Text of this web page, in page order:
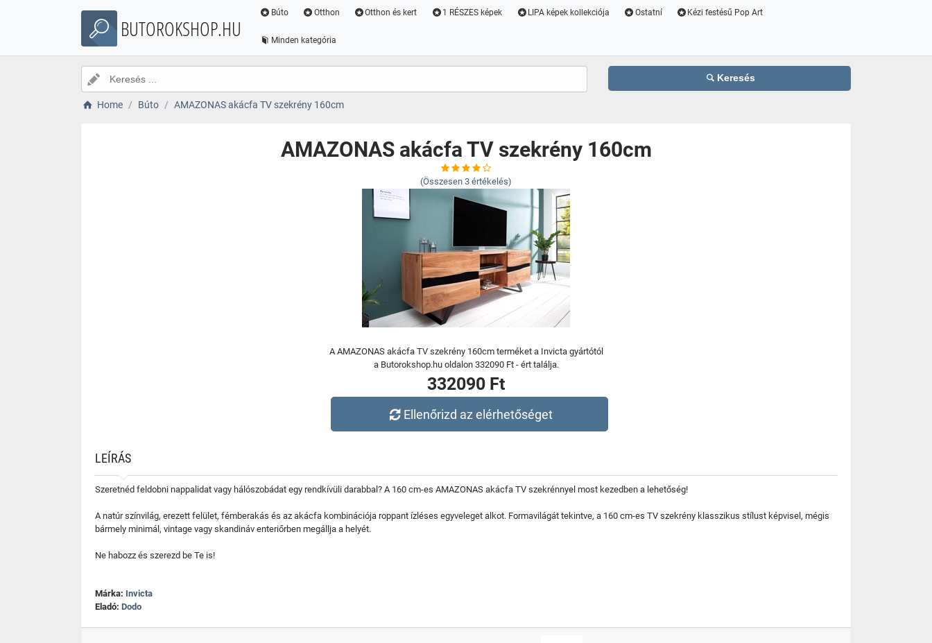
BUTOROKSHOP.HU
Búto Otthon Otthon és kert 1 RÉSZES képek LIPA képek kollekciója Ostatní Kézi festésű Pop Art
Minden kategória
Keresés
Home Búto AMAZONAS akácfa TV szekrény 160cm
AMAZONAS akácfa TV szekrény 160cm
(Összesen 3 értékelés)
A AMAZONAS akácfa TV szekrény 160cm terméket a Invicta gyártótól
a Butorokshop.hu oldalon 332090 Ft - ért találja.
332090 Ft
Ellenőrizd az elérhetőséget
LEÍRÁS
Szeretnéd feldobni nappalidat vagy hálószobádat egy rendkívüli darabbal? A 160 cm-es AMAZONAS akácfa TV szekrénnyel most kezedben a lehetőség!
A natúr színvilág, erezett felület, fémberakás és az akácfa kombinációja roppant ízléses egyveleget alkot. Formavilágát tekintve, a 160 cm-es TV szekrény klasszikus stílust képvisel, mégis
bármely minimál, vintage vagy skandináv enteriőrben megállja a helyét.
Ne habozz és szerezd be Te is!
Márka: Invicta
Eladó: Dodo